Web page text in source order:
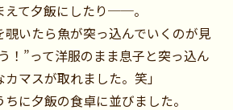
えて夕飯にしたり──。
覗いたら魚が突っ込んでいくのが見
！”って洋服のまま息子と突っ込ん
マスが取れました。笑」
に夕飯の食卓に並びました。